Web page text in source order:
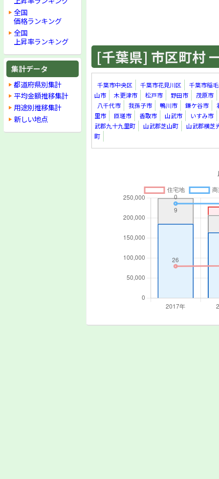
全国
価格ランキング
全国
上昇率ランキング
集計データ
都道府県別集計
平均金額推移集計
用途別推移集計
新しい地点
[千葉県] 市区町村
千葉市中央区 千葉市花見川区
千葉市稲
山市
木更津市 松戸市 野田市
茂原市
八千代市
我孫子市 鴨川市 鎌ケ谷市
里市
匝瑳市 香取市 山武市
いすみ市
武郡九十九里町
山武郡芝山町
山武郡横芝
町